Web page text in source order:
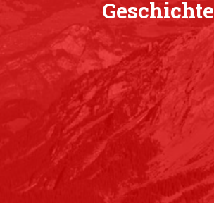
Geschichte